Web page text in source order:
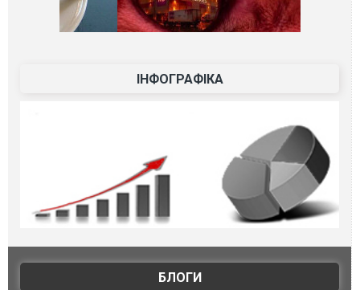
ІНФОГРАФІКА
БЛОГИ